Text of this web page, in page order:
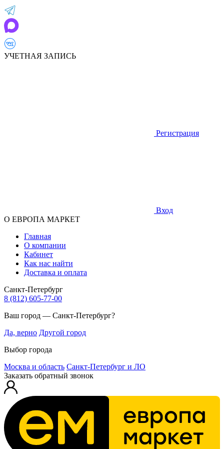
УЧЕТНАЯ ЗАПИСЬ
Регистрация
Вход
О ЕВРОПА МАРКЕТ
Главная
О компании
Кабинет
Как нас найти
Доставка и оплата
Санкт-Петербург
8 (812) 605-77-00
Ваш город — Санкт-Петербург?
Да, верно Другой город
Выбор города
Москва и область Санкт-Петербург и ЛО
Заказать обратный звонок